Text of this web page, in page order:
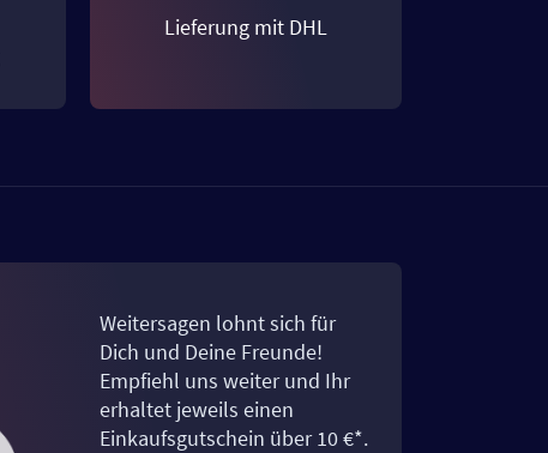
Lieferung mit DHL
Weitersagen lohnt sich für
Dich und Deine Freunde!
Empfiehl uns weiter und Ihr
erhaltet jeweils einen
Einkaufsgutschein über 10 €*.